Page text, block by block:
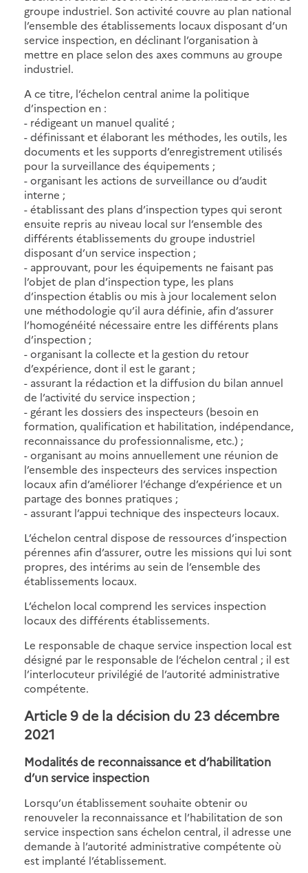
groupe industriel. Son activité couvre au plan national
l’ensemble des établissements locaux disposant d’un
service inspection, en déclinant l’organisation à
mettre en place selon des axes communs au groupe
industriel.
A ce titre, l’échelon central anime la politique
d’inspection en :
- rédigeant un manuel qualité ;
- définissant et élaborant les méthodes, les outils, les
documents et les supports d’enregistrement utilisés
pour la surveillance des équipements ;
- organisant les actions de surveillance ou d’audit
interne ;
- établissant des plans d’inspection types qui seront
ensuite repris au niveau local sur l’ensemble des
différents établissements du groupe industriel
disposant d’un service inspection ;
- approuvant, pour les équipements ne faisant pas
l’objet de plan d’inspection type, les plans
d’inspection établis ou mis à jour localement selon
une méthodologie qu’il aura définie, afin d’assurer
l’homogénéité nécessaire entre les différents plans
d’inspection ;
- organisant la collecte et la gestion du retour
d’expérience, dont il est le garant ;
- assurant la rédaction et la diffusion du bilan annuel
de l’activité du service inspection ;
- gérant les dossiers des inspecteurs (besoin en
formation, qualification et habilitation, indépendance,
reconnaissance du professionnalisme, etc.) ;
- organisant au moins annuellement une réunion de
l’ensemble des inspecteurs des services inspection
locaux afin d’améliorer l’échange d’expérience et un
partage des bonnes pratiques ;
- assurant l’appui technique des inspecteurs locaux.
L’échelon central dispose de ressources d’inspection
pérennes afin d’assurer, outre les missions qui lui sont
propres, des intérims au sein de l’ensemble des
établissements locaux.
L’échelon local comprend les services inspection
locaux des différents établissements.
Le responsable de chaque service inspection local est
désigné par le responsable de l’échelon central ; il est
l’interlocuteur privilégié de l’autorité administrative
compétente.
Article 9 de la décision du 23 décembre
2021
Modalités de reconnaissance et d’habilitation
d’un service inspection
Lorsqu’un établissement souhaite obtenir ou
renouveler la reconnaissance et l’habilitation de son
service inspection sans échelon central, il adresse une
demande à l’autorité administrative compétente où
est implanté l’établissement.